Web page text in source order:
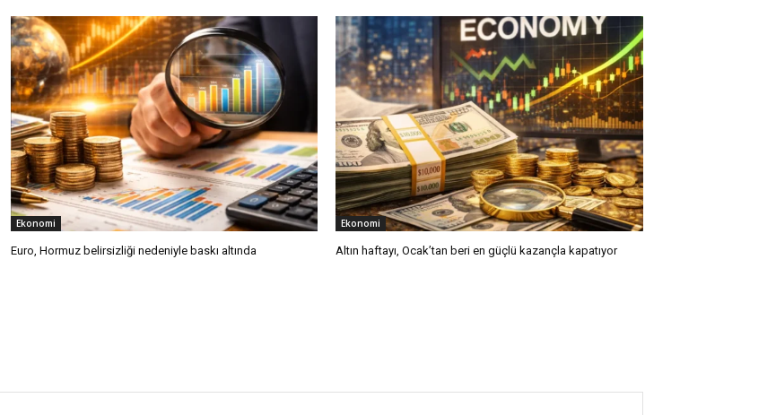
Ekonomi
Euro, Hormuz belirsizliği nedeniyle baskı altında
Ekonomi
Altın haftayı, Ocak’tan beri en güçlü kazançla kapatıyor